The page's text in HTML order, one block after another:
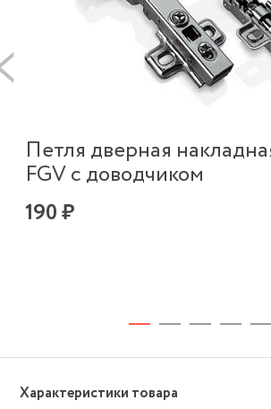
Петля дверная
FGV с доводчиком
190 ₽
Характеристики товара